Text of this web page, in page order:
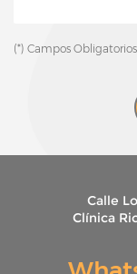
(*) Campos Obligatorios
Calle
Clínica